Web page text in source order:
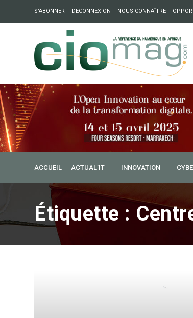
S’ABONNER DECONNEXION NOUS CONNAÎTRE
: Partech Shaker lance Chapter54 pour créer
ACCUEIL ACTUAL’IT INNOVATION
Étiquette :